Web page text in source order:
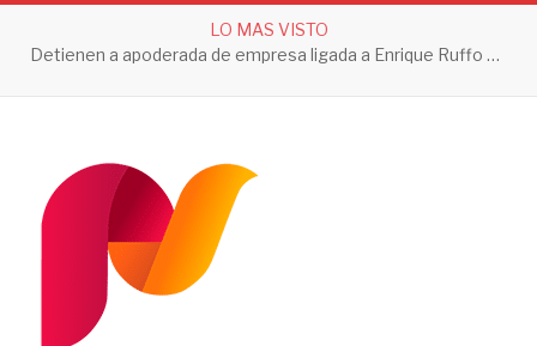
LO MAS VISTO
Detienen a apoderada de empresa ligada a Enrique Ruffo por investigación de Huachicol Fiscal